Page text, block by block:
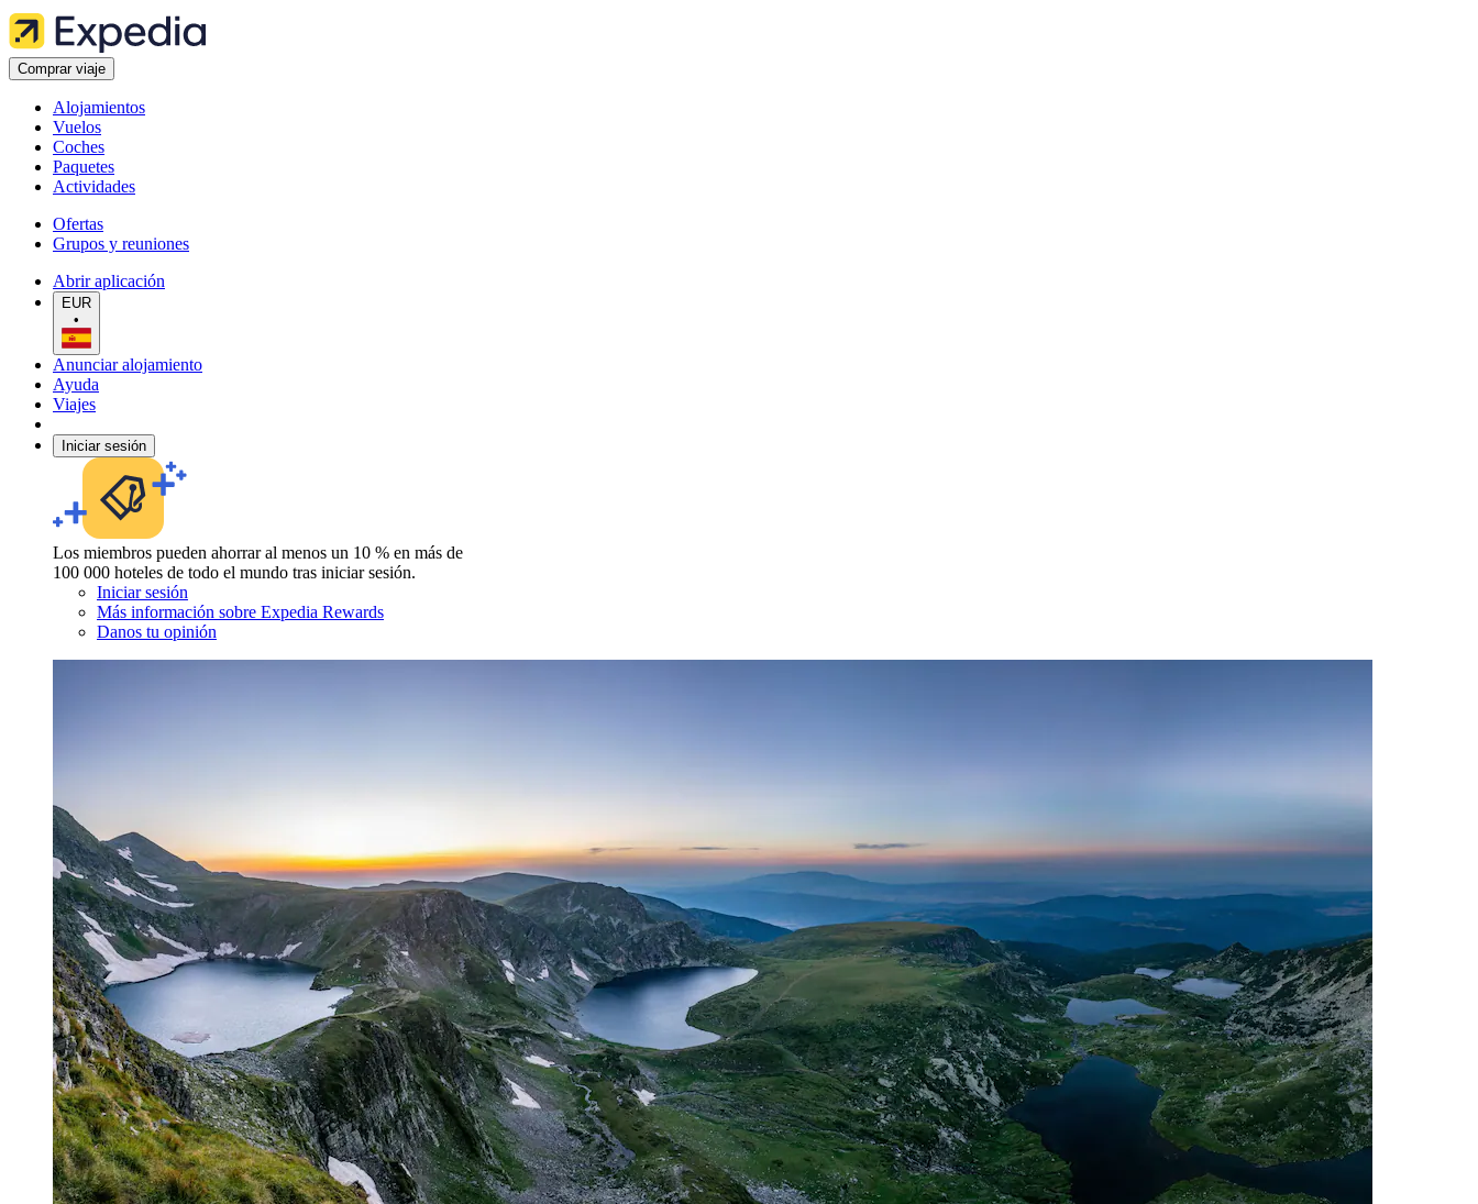
Comprar viaje
Alojamientos
Vuelos
Coches
Paquetes
Actividades
Ofertas
Grupos y reuniones
Abrir aplicación
EUR
•
Anunciar alojamiento
Ayuda
Viajes
Iniciar sesión
Los miembros pueden ahorrar al menos un 10 % en más de
100 000 hoteles de todo el mundo tras iniciar sesión.
Iniciar sesión
Más información sobre Expedia Rewards
Danos tu opinión